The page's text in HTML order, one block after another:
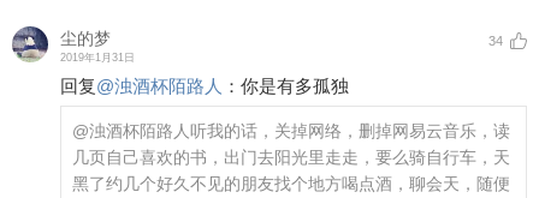
尘的梦
2019年1月31日
34
回复@浊酒杯陌路人 ： 你是有多孤独
@浊酒杯陌路人 听我的话，关掉网络，删掉网易云音乐，读
几页自己喜欢的书，出门去阳光里走走，要么骑自行车，天
黑了约几个好久不见的朋友找个地方喝点酒，聊会天，随便